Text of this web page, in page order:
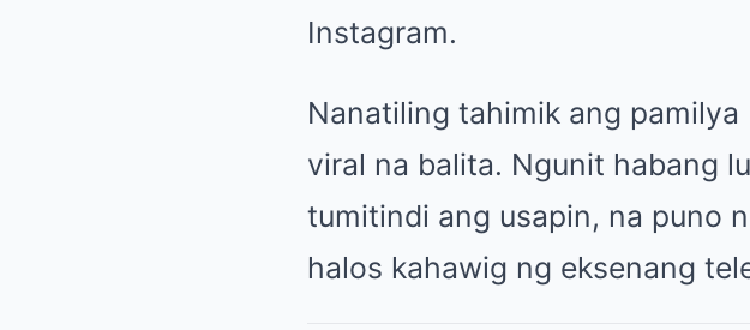
Instagram.
Nanatiling tahimik ang
viral na balita. Ngunit habang
tumitindi ang usapin, na puno
halos kahawig ng eksenang